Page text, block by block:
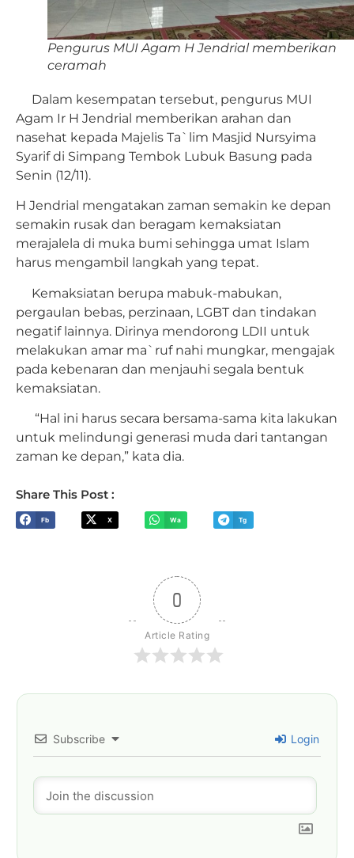
Pengurus MUI Agam H Jendrial memberikan
ceramah
Dalam kesempatan tersebut, pengurus MUI
Agam Ir H Jendrial memberikan arahan dan
nasehat kepada Majelis Ta`lim Masjid Nursyima
Syarif di Simpang Tembok Lubuk Basung pada
Senin (12/11).
H Jendrial mengatakan zaman semakin ke depan
semakin rusak dan beragam kemaksiatan
merajalela di muka bumi sehingga umat Islam
harus mengambil langkah yang tepat.
Kemaksiatan berupa mabuk-mabukan,
pergaulan bebas, perzinaan, LGBT dan tindakan
negatif lainnya. Dirinya mendorong LDII untuk
melakukan amar ma`ruf nahi mungkar, mengajak
pada kebenaran dan menjauhi segala bentuk
kemaksiatan.
“Hal ini harus secara bersama-sama kita lakukan
untuk melindungi generasi muda dari tantangan
zaman ke depan,” kata dia.
Share This Post :
Fb X Wa Tg
0
Article Rating
Subscribe Login